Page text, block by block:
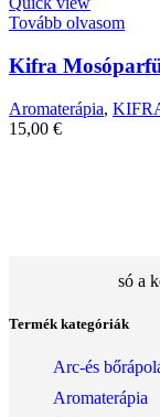
Tovább olvasom
Kifra
Aromaterápia,
15,00 €
só a
Termék kategóriák
Arc-és
Aromaterápia